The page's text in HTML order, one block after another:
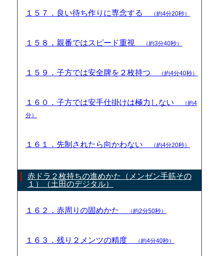
１５７．良い待ち作りに専念する （約4分20秒）
１５８．親番ではスピード重視 （約3分40秒）
１５９．子方では安全牌を２枚持つ （約4分40秒）
１６０．子方では安手仕掛けは極力しない
（約4
分）
１６１．先制されたら向かわない （約4分20秒）
赤ドラ２枚持ちの進めかた（メンゼン手筋その
１）（土田のデジタル）
１６２．赤周りの固めかた （約2分50秒）
１６３．残り２メンツの精度 （約4分40秒）